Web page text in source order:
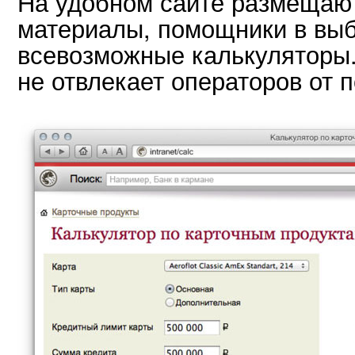
материалы, помощники в
всевозможные
не отвлекает операторов